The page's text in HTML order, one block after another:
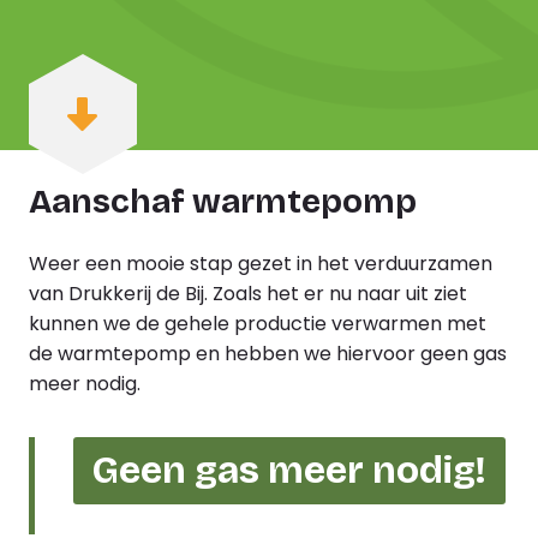
Aanschaf warmtepomp
Weer een mooie stap gezet in het verduurzamen
van Drukkerij de Bij. Zoals het er nu naar uit ziet
kunnen we de gehele productie verwarmen met
de warmtepomp en hebben we hiervoor geen gas
meer nodig.
Geen gas meer nodig!